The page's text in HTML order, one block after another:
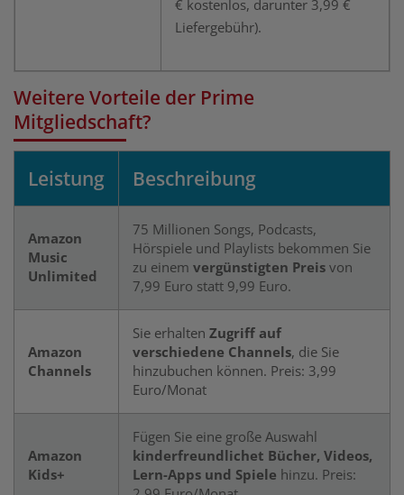
€ kostenlos, darunter 3,99 €
Liefergebühr).
Weitere Vorteile der Prime
Mitgliedschaft?
Leistung Beschreibung
Amazon
Music
Unlimited
75 Millionen Songs, Podcasts,
Hörspiele und Playlists bekommen Sie
zu einem vergünstigten Preis von
7,99 Euro statt 9,99 Euro.
Amazon
Channels
Sie erhalten Zugriff auf
verschiedene Channels, die Sie
hinzubuchen können. Preis: 3,99
Euro/Monat
Amazon
Kids+
Fügen Sie eine große Auswahl
kinderfreundlichet Bücher, Videos,
Lern-Apps und Spiele hinzu. Preis: